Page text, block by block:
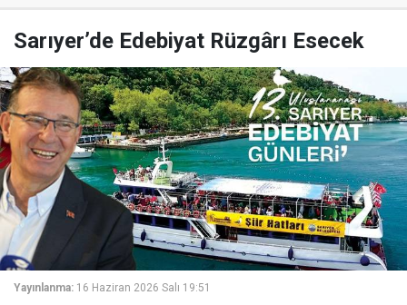
Sarıyer’de Edebiyat Rüzgârı Esecek
Yayınlanma: 16 Haziran 2026 Salı 19:51